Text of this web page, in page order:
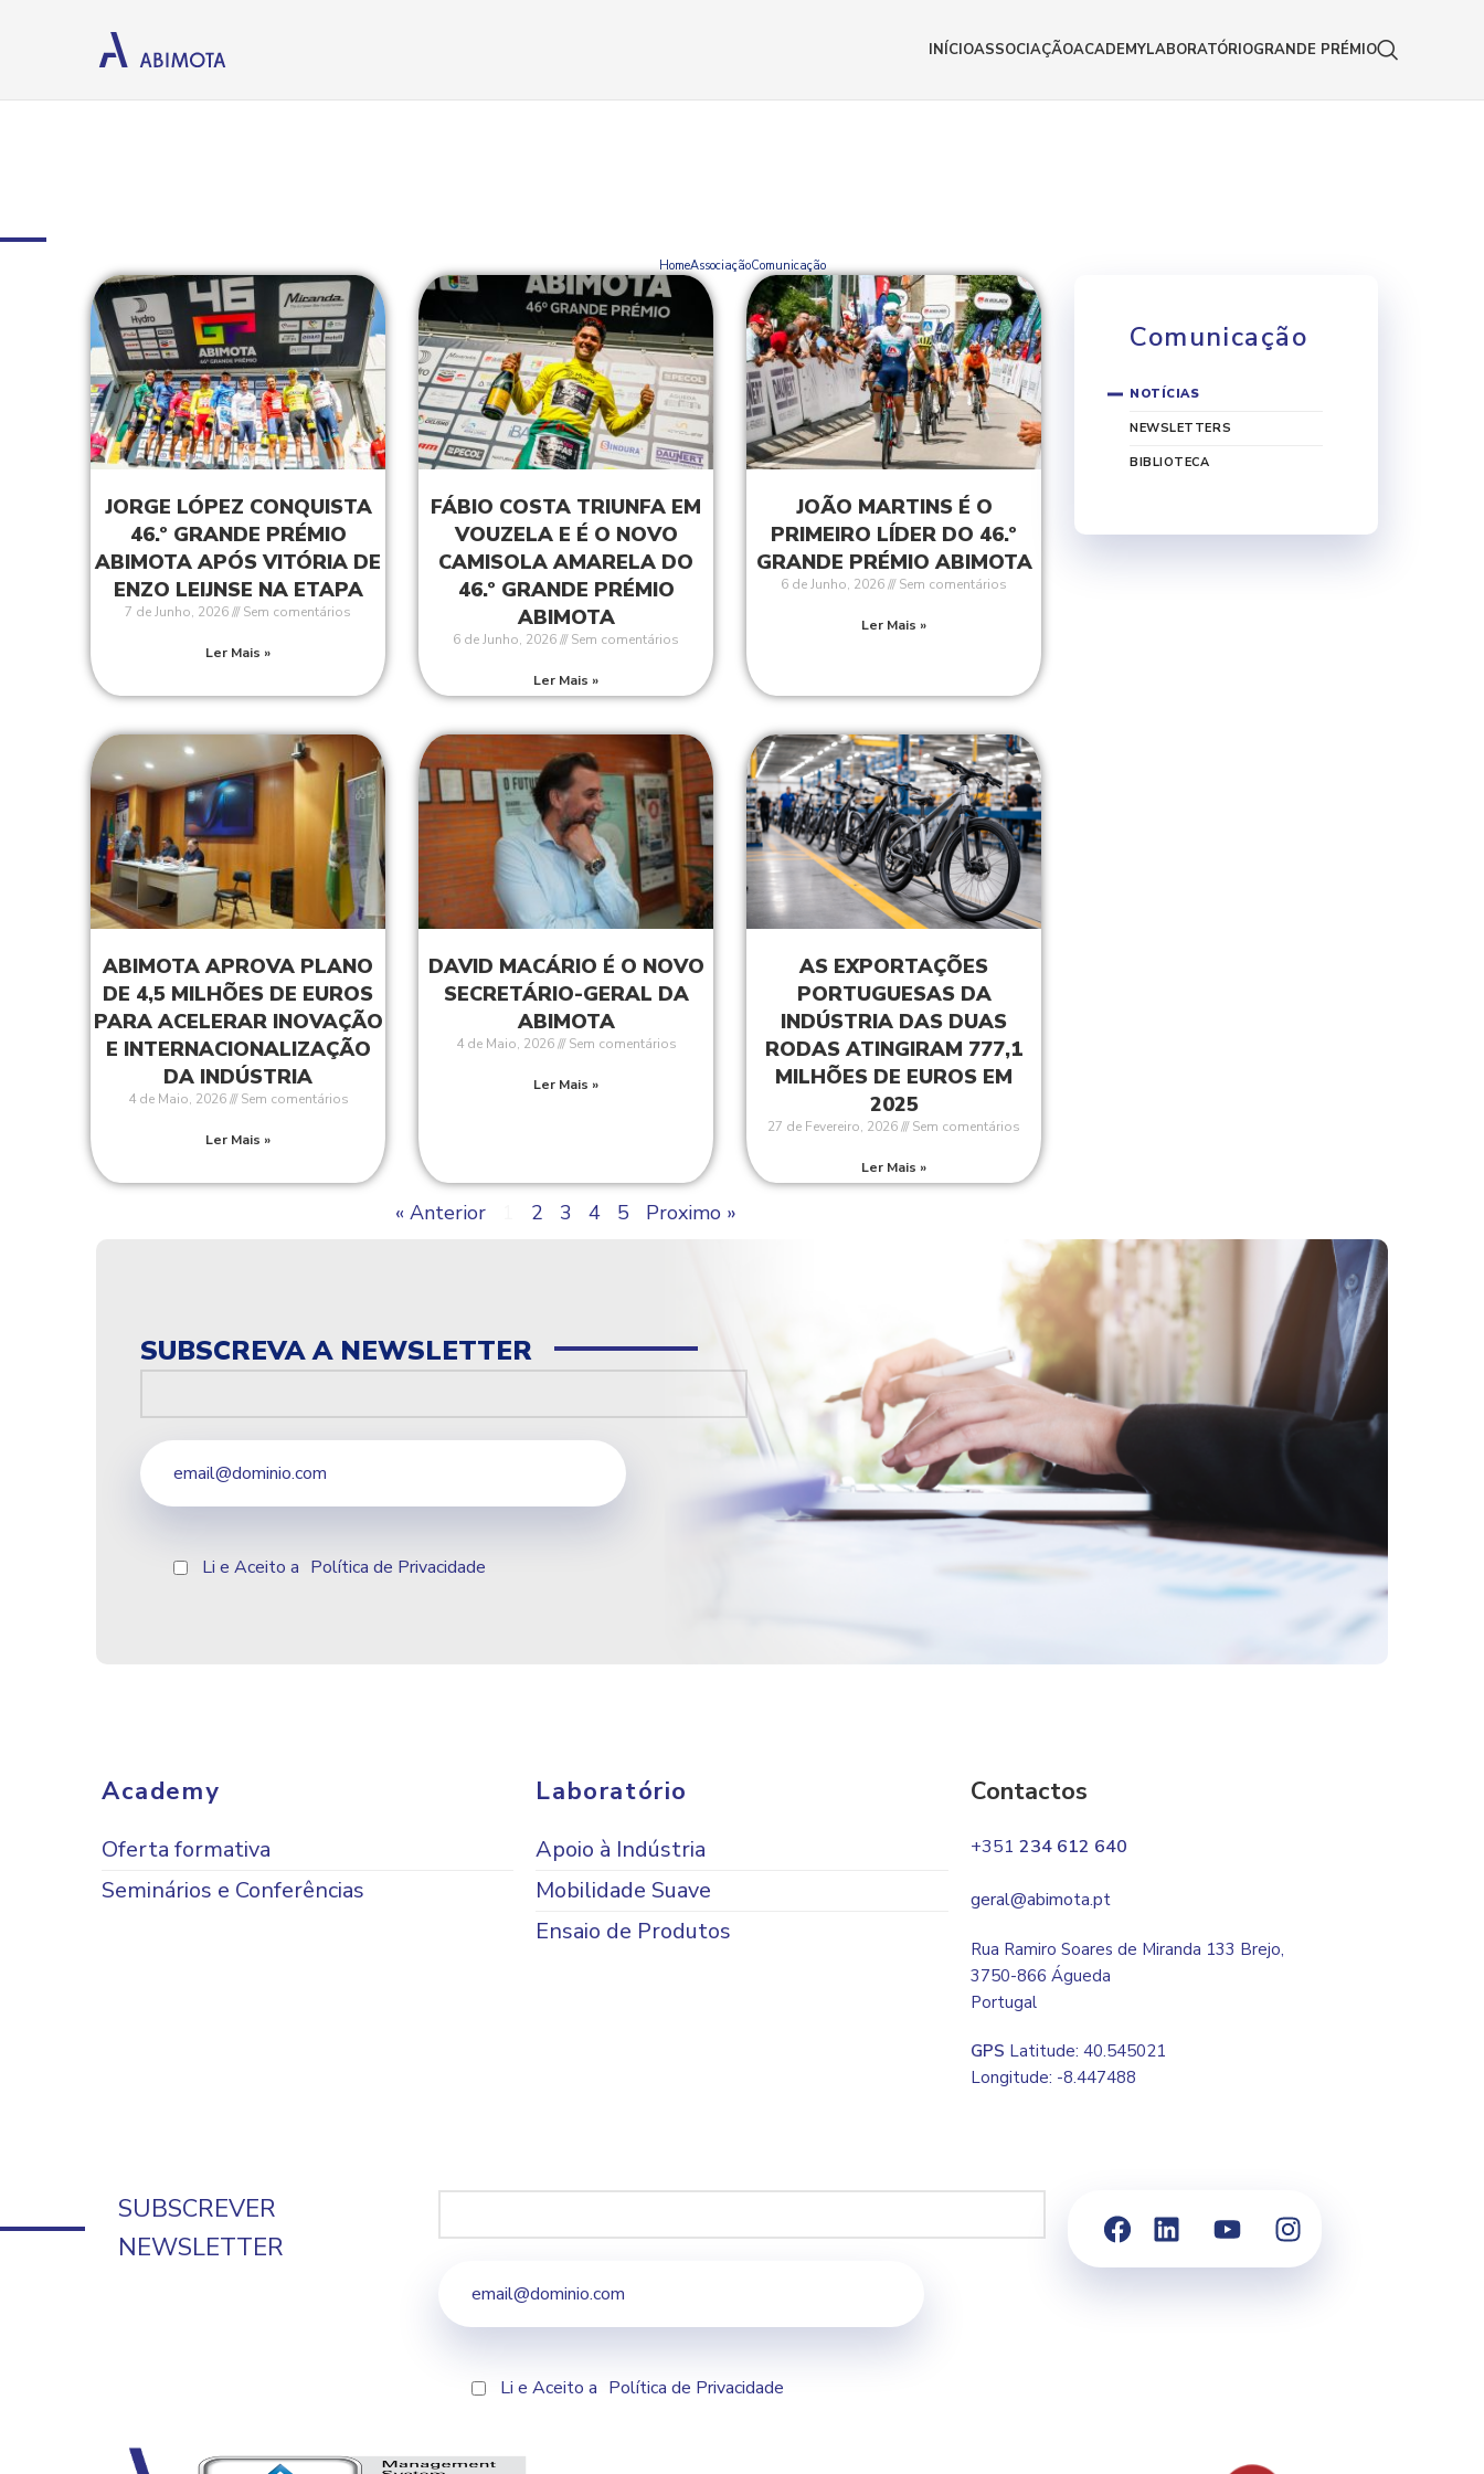
INÍCIOASSOCIAÇÃOACADEMYLABORATÓRIOGRANDE PRÉMIO
HomeAssociaçãoComunicação
JORGE LÓPEZ CONQUISTA
46.º GRANDE PRÉMIO
ABIMOTA APÓS VITÓRIA DE
ENZO LEIJNSE NA ETAPA
7 de Junho, 2026 Sem comentários
Ler Mais »
FÁBIO COSTA TRIUNFA EM
VOUZELA E É O NOVO
CAMISOLA AMARELA DO
46.º GRANDE PRÉMIO
ABIMOTA
6 de Junho, 2026 Sem comentários
Ler Mais »
JOÃO MARTINS É O
PRIMEIRO LÍDER DO 46.º
GRANDE PRÉMIO ABIMOTA
6 de Junho, 2026 Sem comentários
Ler Mais »
ABIMOTA APROVA PLANO
DE 4,5 MILHÕES DE EUROS
PARA ACELERAR INOVAÇÃO
E INTERNACIONALIZAÇÃO
DA INDÚSTRIA
4 de Maio, 2026 Sem comentários
Ler Mais »
DAVID MACÁRIO É O NOVO
SECRETÁRIO-GERAL DA
ABIMOTA
4 de Maio, 2026 Sem comentários
Ler Mais »
AS EXPORTAÇÕES
PORTUGUESAS DA
INDÚSTRIA DAS DUAS
RODAS ATINGIRAM 777,1
MILHÕES DE EUROS EM
2025
27 de Fevereiro, 2026 Sem comentários
Ler Mais »
« Anterior 2 3 4 5 Proximo »
Comunicação
NOTÍCIAS
NEWSLETTERS
BIBLIOTECA
SUBSCREVA A NEWSLETTER
Li e Aceito a Política de Privacidade
Academy
Oferta formativa
Seminários e Conferências
Laboratório
Apoio à Indústria
Mobilidade Suave
Ensaio de Produtos
Contactos
+351 234 612 640
geral@abimota.pt
Rua Ramiro Soares de Miranda 133 Brejo,
3750-866 Águeda
Portugal
GPS Latitude: 40.545021
Longitude: -8.447488
SUBSCREVER
NEWSLETTER
Li e Aceito a Política de Privacidade